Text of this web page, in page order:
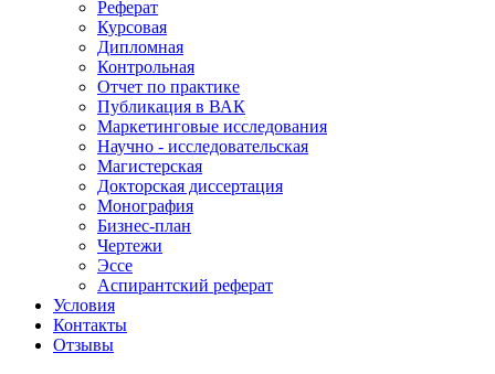
Реферат
Курсовая
Дипломная
Контрольная
Отчет по практике
Публикация в ВАК
Маркетинговые исследования
Научно - исследовательская
Магистерская
Докторская диссертация
Монография
Бизнес-план
Чертежи
Эссе
Аспирантский реферат
Условия
Контакты
Отзывы